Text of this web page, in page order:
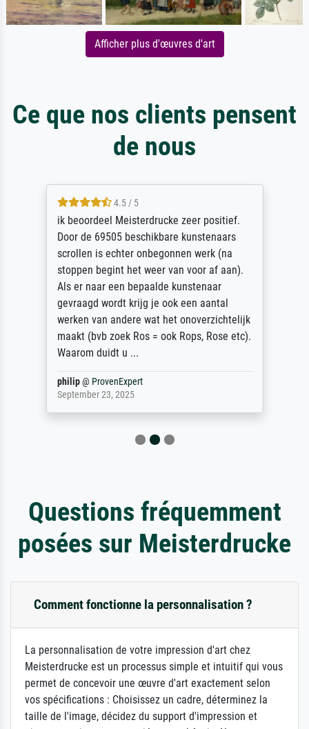
Afficher plus d'œuvres d'art
Ce que nos clients pensent
de nous
4.5 / 5
ik beoordeel Meisterdrucke zeer positief.
Door de 69505 beschikbare kunstenaars
scrollen is echter onbegonnen werk (na
stoppen begint het weer van voor af aan).
Als er naar een bepaalde kunstenaar
gevraagd wordt krijg je ook een aantal
werken van andere wat het onoverzichtelijk
maakt (bvb zoek Ros = ook Rops, Rose etc).
Waarom duidt u ...
philip@ ProvenExpert
September 23, 2025
Questions fréquemment
posées sur Meisterdrucke
Comment fonctionne la personnalisation ?
La personnalisation de votre impression d'art chez
Meisterdrucke est un processus simple et intuitif qui vous
permet de concevoir une œuvre d'art exactement selon
vos spécifications : Choisissez un cadre, déterminez la
taille de l'image, décidez du support d'impression et